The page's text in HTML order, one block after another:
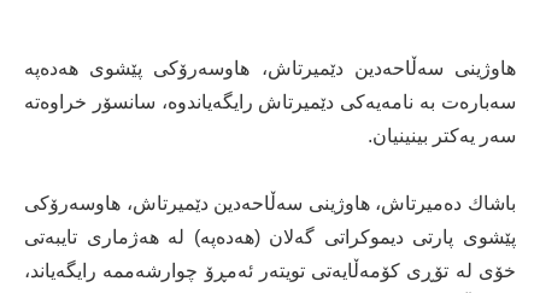
هاوژینی سەڵاحەدین دێمیرتاش، هاوسەرۆكی پێشوی هەدەپە
سەبارەت بە نامەیەكی دێمیرتاش رایگەیاندوە، سانسۆر خراوەتە
سەر یەكتر بینینیان.
باشاك ده‌میرتاش، هاوژینی سەڵاحەدین دێمیرتاش، هاوسەرۆكی
پێشوی پارتی دیموكراتی گەلان (هەدەپە) لە هەژماری تایبەتی
خۆی لە تۆڕی كۆمەڵایەتی تویتەر ئەمڕۆ چوارشەممە رایگەیاند،